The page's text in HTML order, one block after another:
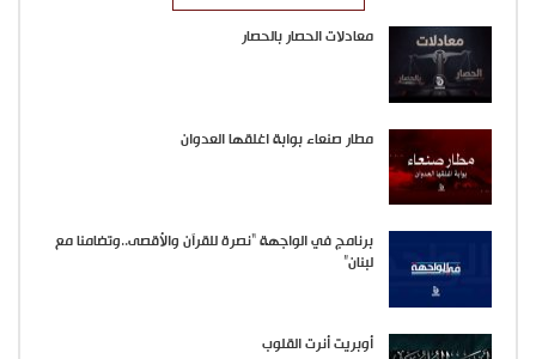
معادلات الحصار بالحصار
مطار صنعاء بوابة اغلقها العدوان
برنامج في الواجهة “نصرة للقرآن والأقصى..وتضامنا مع
لبنان”
أوبريت أنرت القلوب